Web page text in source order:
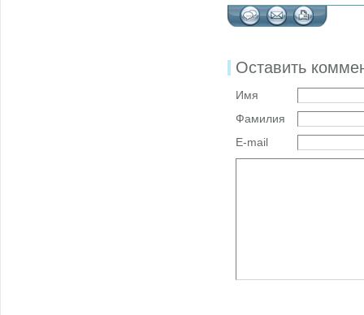
Оставить
Имя
Фамилия
E-mail